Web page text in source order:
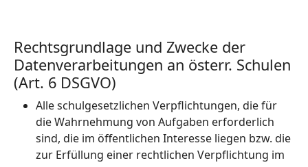
Rechtsgrundlage und Zwecke der
Datenverarbeitungen an österr. Schulen
(Art. 6 DSGVO)
Alle schulgesetzlichen Verpflichtungen, die für
die Wahrnehmung von Aufgaben erforderlich
sind, die im öffentlichen Interesse liegen bzw. die
zur Erfüllung einer rechtlichen Verpflichtung im